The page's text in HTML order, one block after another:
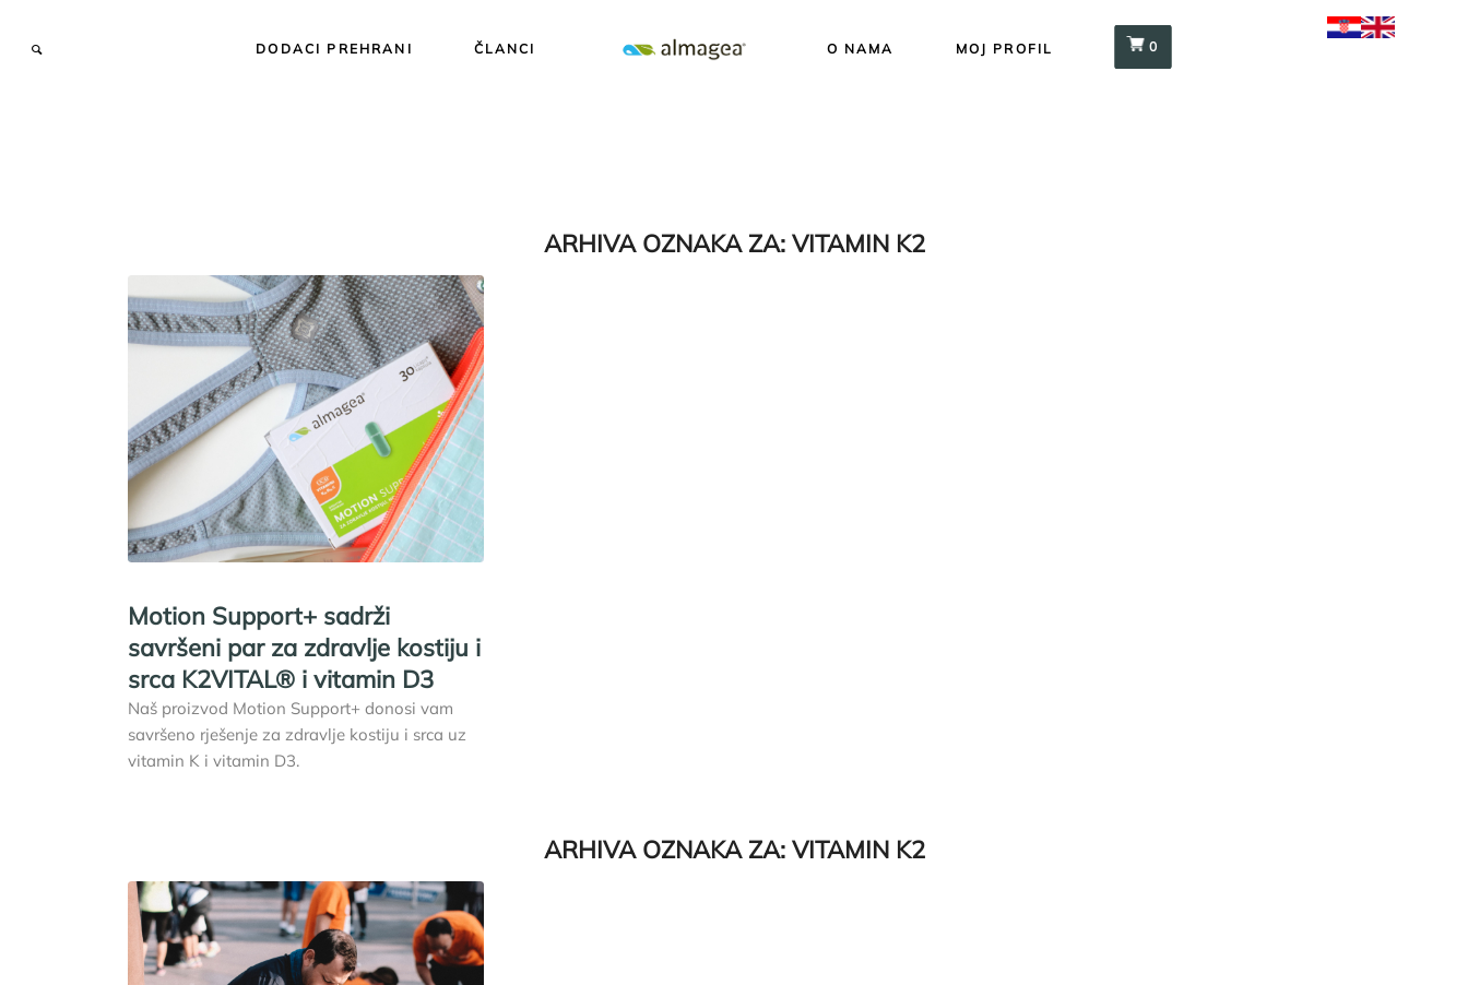
DODACI PREHRANI ČLANCI O NAMA MOJ PROFIL 0
ARHIVA OZNAKA ZA: VITAMIN K2
Motion Support+ sadrži
savršeni par za zdravlje kostiju i
srca K2VITAL® i vitamin D3
Naš proizvod Motion Support+ donosi vam
savršeno rješenje za zdravlje kostiju i srca uz
vitamin K i vitamin D3.
ARHIVA OZNAKA ZA: VITAMIN K2